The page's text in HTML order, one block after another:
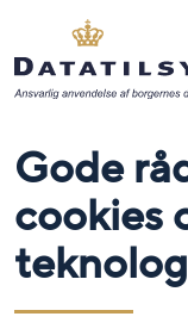
Gode
cookies